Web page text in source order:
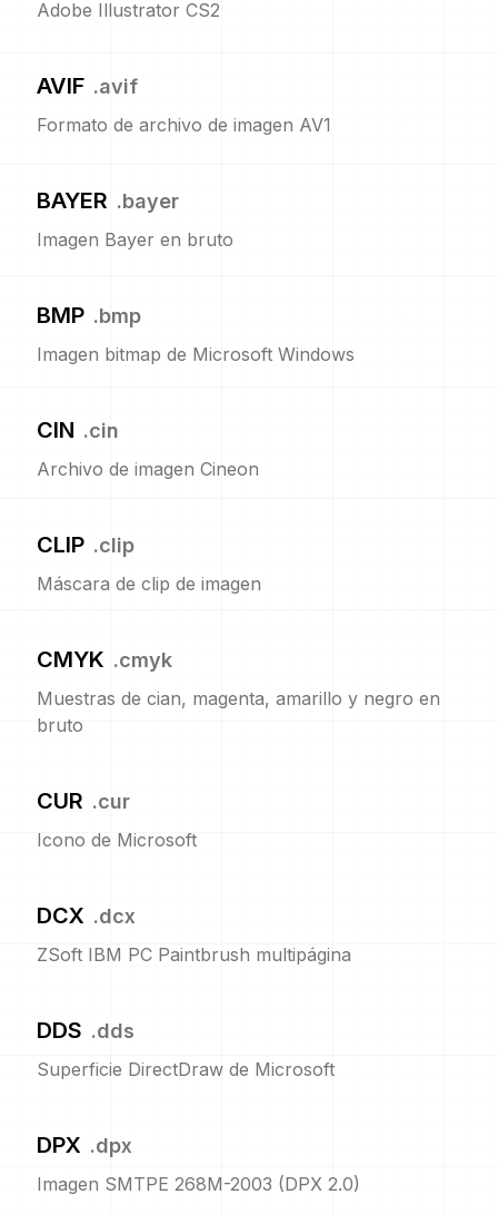
Adobe Illustrator CS2
AVIF .avif
Formato de archivo de imagen AV1
BAYER .bayer
Imagen Bayer en bruto
BMP .bmp
Imagen bitmap de Microsoft Windows
CIN .cin
Archivo de imagen Cineon
CLIP .clip
Máscara de clip de imagen
CMYK .cmyk
Muestras de cian, magenta, amarillo y negro en
bruto
CUR .cur
Icono de Microsoft
DCX .dcx
ZSoft IBM PC Paintbrush multipágina
DDS .dds
Superficie DirectDraw de Microsoft
DPX .dpx
Imagen SMTPE 268M-2003 (DPX 2.0)